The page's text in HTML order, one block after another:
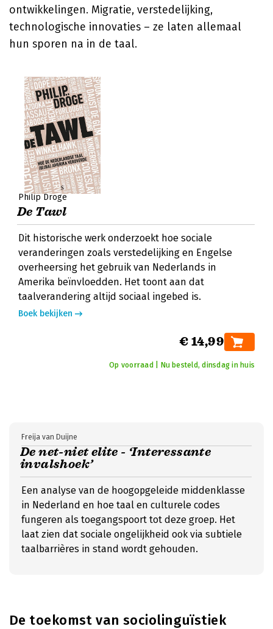
ontwikkelingen. Migratie, verstedelijking,
technologische innovaties – ze laten allemaal
hun sporen na in de taal.
Philip Dröge
De Tawl
Dit historische werk onderzoekt hoe sociale
veranderingen zoals verstedelijking en Engelse
overheersing het gebruik van Nederlands in
Amerika beïnvloedden. Het toont aan dat
taalverandering altijd sociaal ingebed is.
Boek bekijken
€ 14,99
Op voorraad | Nu besteld, dinsdag in huis
De net-niet elite - ‘Interessante
invalshoek’
Freija van Duijne
Een analyse van de hoogopgeleide middenklasse
in Nederland en hoe taal en culturele codes
fungeren als toegangspoort tot deze groep. Het
laat zien dat sociale ongelijkheid ook via subtiele
taalbarrières in stand wordt gehouden.
De toekomst van sociolinguïstiek